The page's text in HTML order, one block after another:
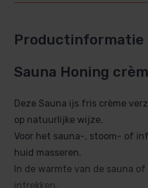
Productinformatie
Sauna Honing
Deze Sauna ijs fris crème
op natuurlijke wijze.
Voor het sauna-, stoom- of
huid masseren.
In de warmte van de sauna
intrekken.